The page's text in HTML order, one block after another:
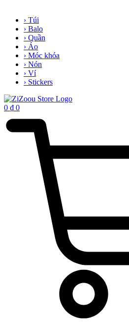
› Túi
› Balo
› Quần
› Áo
› Móc khóa
› Nón
› Ví
› Stickers
0 ₫ 0